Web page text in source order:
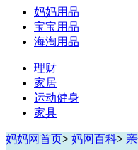
妈妈用品
宝宝用品
海淘用品
理财
家居
运动健身
家具
妈妈网首页> 妈网百科>